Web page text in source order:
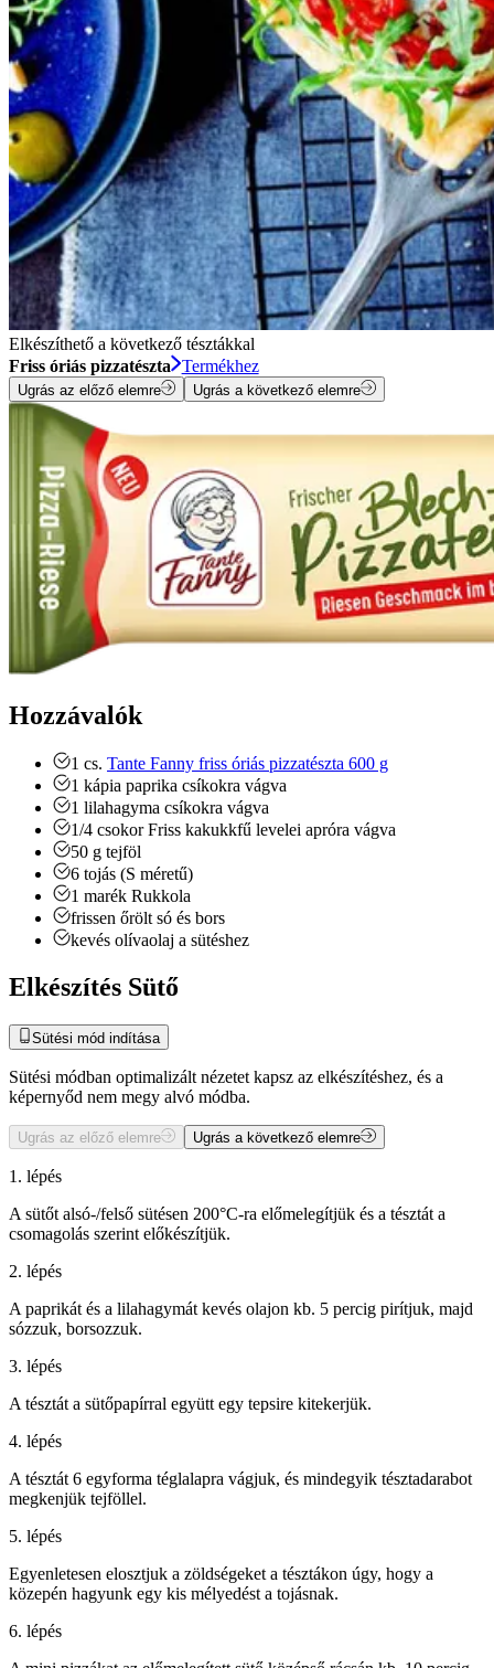
Elkészíthető a következő tésztákkal
Friss óriás pizzatészta
Termékhez
Ugrás az előző elemre Ugrás a következő elemre
Hozzávalók
1 cs. Tante Fanny friss óriás pizzatészta 600 g
1 kápia paprika csíkokra vágva
1 lilahagyma csíkokra vágva
1/4 csokor Friss kakukkfű levelei apróra vágva
50 g tejföl
6 tojás (S méretű)
1 marék Rukkola
frissen őrölt só és bors
kevés olívaolaj a sütéshez
Elkészítés Sütő
Sütési mód indítása
Sütési módban optimalizált nézetet kapsz az elkészítéshez, és a
képernyőd nem megy alvó módba.
Ugrás az előző elemre Ugrás a következő elemre
1. lépés
A sütőt alsó-/felső sütésen 200°C-ra előmelegítjük és a tésztát a
csomagolás szerint előkészítjük.
2. lépés
A paprikát és a lilahagymát kevés olajon kb. 5 percig pirítjuk, majd
sózzuk, borsozzuk.
3. lépés
A tésztát a sütőpapírral együtt egy tepsire kitekerjük.
4. lépés
A tésztát 6 egyforma téglalapra vágjuk, és mindegyik tésztadarabot
megkenjük tejföllel.
5. lépés
Egyenletesen elosztjuk a zöldségeket a tésztákon úgy, hogy a
közepén hagyunk egy kis mélyedést a tojásnak.
6. lépés